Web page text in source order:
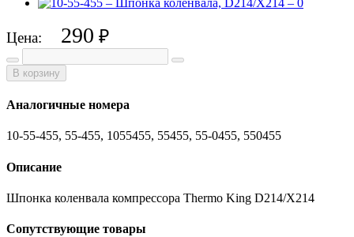
Цена: 290 ₽
В корзину
Аналогичные номера
10-55-455, 55-455, 1055455, 55455, 55-0455, 550455
Описание
Шпонка коленвала компрессора Thermo King D214/X214
Сопутствующие товары